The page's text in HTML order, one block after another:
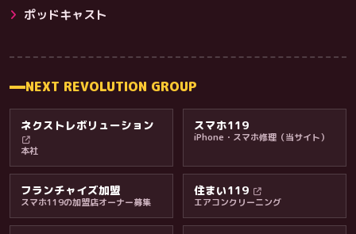
その他サービス
ポッドキャスト
NEXT REVOLUTION GROUP
ネクストレボリューション
本社
スマホ119
iPhone・スマホ修理（当サイト）
フランチャイズ加盟
スマホ119の加盟店オーナー募集
住まい119
エアコンクリーニング